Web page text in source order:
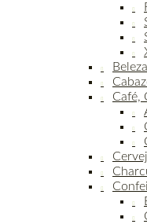
Beleza
Café,